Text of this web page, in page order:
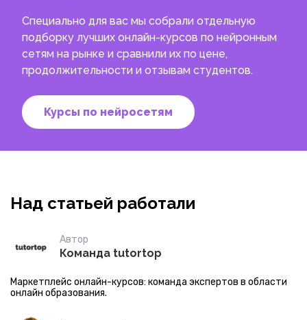
Специально для вас мы собрали отдельную
подборку лучших онлайн-курсов по нейронным
сетям на рынке и сравнили их по цене,
продолжительности и отзывам студентов.
Курсы по нейросетям
Над статьей работали
Автор
Команда tutortop
Маркетплейс онлайн-курсов: команда экспертов в области
онлайн образования.